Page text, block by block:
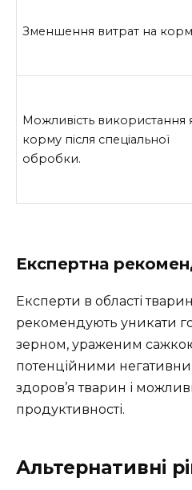
Зменшення витрат на
Можливість використання
корму після спеціальної
обробки.
Експертна
Експерти в області
рекомендують уникати
зерном, ураженим
потенційними
здоров’я тварин і
продуктивності.
Альтернативні